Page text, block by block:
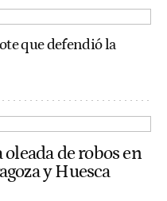
que defendió la
de robos en
y Huesca